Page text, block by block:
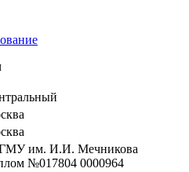
им. И.И. Мечникова
№017804 0000964